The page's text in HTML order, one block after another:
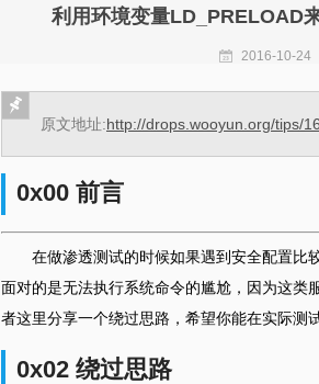
利用环境变量LD_PRELOAD
2016-10-24
原文地址:http://drops.wooyun.org/tips/
0x00 前言
在做渗透测试的时候如果遇到安全配置比
面对的是无法执行系统命令的尴尬，因为这类
者这里分享一个绕过思路，希望你能在实际测
0x02 绕过思路